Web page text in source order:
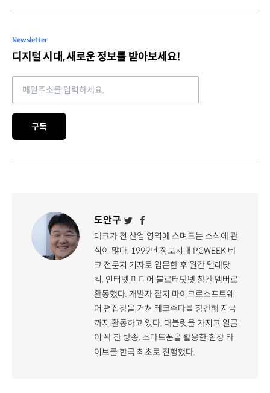
Newsletter
디지털 시대, 새로운 정보를 받아보세요!
Email address
구독
도안구
테크가 전 산업 영역에 스며드는 소식에 관
심이 많다. 1999년 정보시대 PCWEEK 테
크 전문지 기자로 입문한 후 월간 텔레닷
컴, 인터넷 미디어 블로터닷넷 창간 멤버로
활동했다. 개발자 잡지 마이크로소프트웨
어 편집장을 거쳐 테크수다를 창간해 지금
까지 활동하고 있다. 태블릿을 가지고 얼굴
이 꽉 찬 방송, 스마트폰을 활용한 현장 라
이브를 한국 최초로 진행했다.